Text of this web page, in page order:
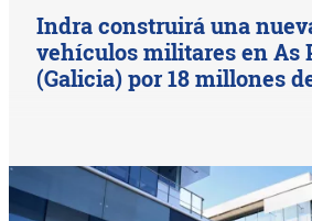
Indra construirá una
vehículos militares en As
(Galicia) por 18 millones